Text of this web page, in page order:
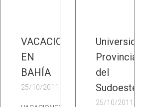
VACACIONES
EN
BAHÍA
25/10/2011
Provincial
del
Sudoeste
25/10/2011